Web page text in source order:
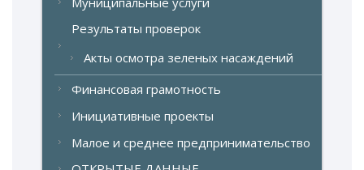
Результаты проверок
Акты осмотра зеленых насаждений
Финансовая грамотность
Инициативные проекты
Малое и среднее предпринимательство